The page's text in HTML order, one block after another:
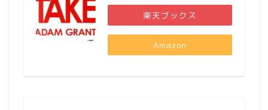
楽天ブックス
Amazon